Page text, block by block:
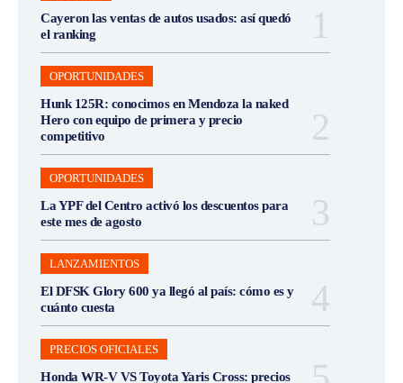
Cayeron las ventas de autos usados: así quedó
el ranking
OPORTUNIDADES
Hunk 125R: conocimos en Mendoza la naked
Hero con equipo de primera y precio
competitivo
OPORTUNIDADES
La YPF del Centro activó los descuentos para
este mes de agosto
LANZAMIENTOS
El DFSK Glory 600 ya llegó al país: cómo es y
cuánto cuesta
PRECIOS OFICIALES
Honda WR-V VS Toyota Yaris Cross: precios